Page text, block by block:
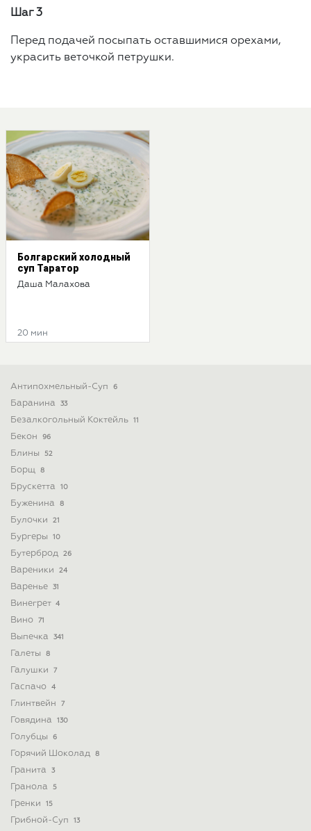
Шаг 3
Перед подачей посыпать оставшимися орехами,
украсить веточкой петрушки.
Болгарский холодный
суп Таратор
Даша Малахова
20 мин
Антипохмельный-Суп 6
Баранина 33
Безалкогольный Коктейль 11
Бекон 96
Блины 52
Борщ 8
Брускетта 10
Буженина 8
Булочки 21
Бургеры 10
Бутерброд 26
Вареники 24
Варенье 31
Винегрет 4
Вино 71
Выпечка 341
Галеты 8
Галушки 7
Гаспачо 4
Глинтвейн 7
Говядина 130
Голубцы 6
Горячий Шоколад 8
Гранита 3
Гранола 5
Гренки 15
Грибной-Суп 13